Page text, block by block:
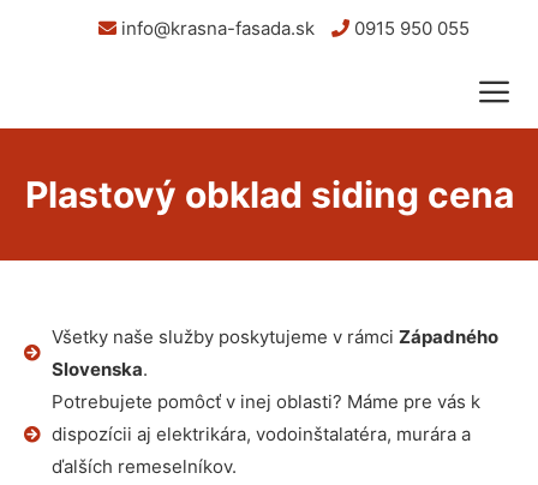
info@krasna-fasada.sk 0915 950 055
Plastový obklad siding cena
Všetky naše služby poskytujeme v rámci Západného
Slovenska.
Potrebujete pomôcť v inej oblasti? Máme pre vás k
dispozícii aj elektrikára, vodoinštalatéra, murára a
ďalších remeselníkov.